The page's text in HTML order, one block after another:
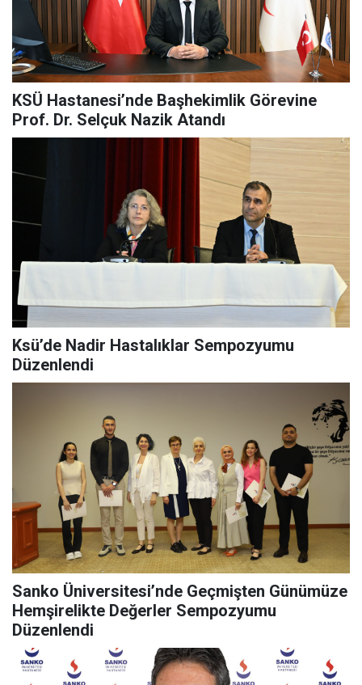
KSÜ Hastanesi’nde Başhekimlik Görevine
Prof. Dr. Selçuk Nazik Atandı
Ksü’de Nadir Hastalıklar Sempozyumu
Düzenlendi
Sanko Üniversitesi’nde Geçmişten Günümüze
Hemşirelikte Değerler Sempozyumu
Düzenlendi